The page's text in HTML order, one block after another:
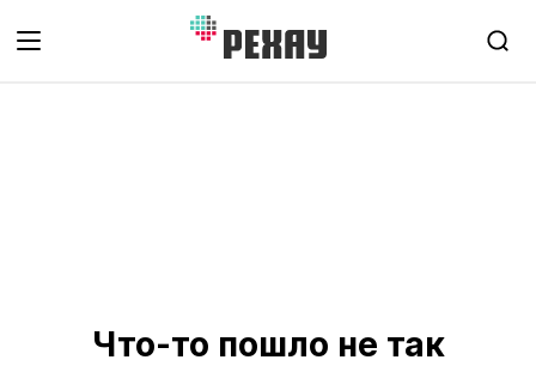
Что-то пошло не так